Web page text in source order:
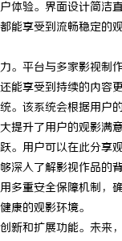
体验。界面设计简
能享受到流畅稳定
。平台与多家影视
能享受到持续的内容
。该系统会根据用
提升了用户的观影满
。用户可以在此分
深入了解影视作品的
多重安全保障机制
康的观影环境。
新和扩展功能。未